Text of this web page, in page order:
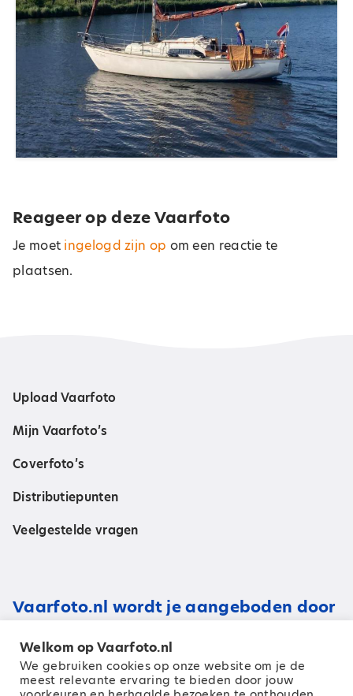
Reageer op deze Vaarfoto
Je moet ingelogd zijn op om een reactie te
plaatsen.
Upload Vaarfoto
Mijn Vaarfoto’s
Coverfoto’s
Distributiepunten
Veelgestelde vragen
Vaarfoto.nl wordt je aangeboden door
Welkom op Vaarfoto.nl
We gebruiken cookies op onze website om je de
meest relevante ervaring te bieden door jouw